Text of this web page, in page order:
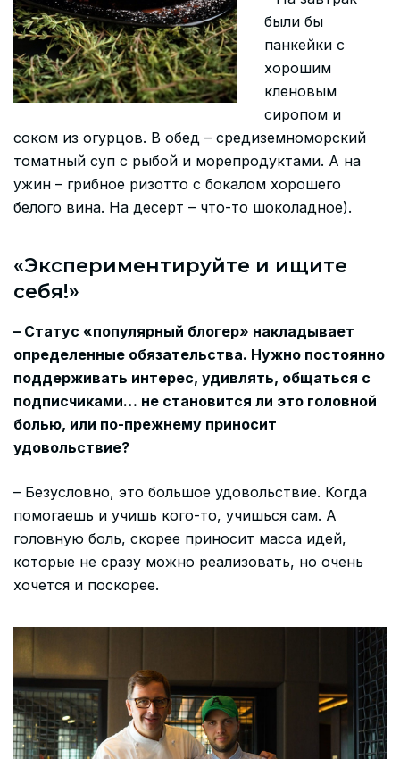
были бы
панкейки с
хорошим
кленовым
сиропом и
соком из огурцов. В обед – средиземноморский
томатный суп с рыбой и морепродуктами. А на
ужин – грибное ризотто с бокалом хорошего
белого вина. На десерт – что-то шоколадное).
«Экспериментируйте и ищите
себя!»
– Статус «популярный блогер» накладывает
определенные обязательства. Нужно постоянно
поддерживать интерес, удивлять, общаться с
подписчиками… не становится ли это головной
болью, или по-прежнему приносит
удовольствие?
– Безусловно, это большое удовольствие. Когда
помогаешь и учишь кого-то, учишься сам. А
головную боль, скорее приносит масса идей,
которые не сразу можно реализовать, но очень
хочется и поскорее.